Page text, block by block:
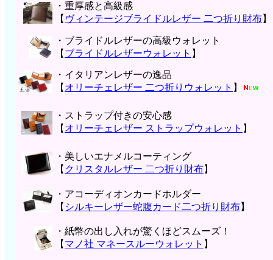
・重厚感と高級感
【 ヴィンテージブライドルレザー 二つ折り財布】
・ブライドルレザーの高級ウォレット
【 ブライドルレザーウォレット 】
・イタリアンレザーの逸品
【 オリーチェレザー 二つ折りウォレット 】
・ストラップ付きの安心感
【 オリーチェレザー ストラップウォレット 】
・美しいエナメルコーティング
【 クリスタルレザー 二つ折り財布】
・アコーディオンカードホルダー
【 シルキーレザー蛇腹カード二つ折り財布】
・紙幣の出し入れが驚くほどスムーズ！
【 マノ社 マネースルーウォレット 】